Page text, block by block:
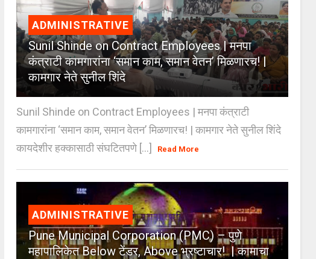
ADMINISTRATIVE
Sunil Shinde on Contract Employees | मनपा
कंत्राटी कामगारांना ‘समान काम, समान वेतन’ मिळणारच! |
कामगार नेते सुनील शिंदे
Sunil Shinde on Contract Employees | मनपा कंत्राटी
कामगारांना ‘समान काम, समान वेतन’ मिळणारच! | कामगार नेते सुनील शिंदे
कायदेशीर हक्कासाठी संघटितपणे [...]
Read More
ADMINISTRATIVE
Pune Municipal Corporation (PMC) – पुणे
महापालिकेत Below टेंडर, Above भ्रष्टाचार! | कामाचा